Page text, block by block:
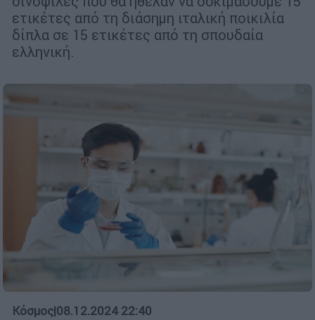
ετικέτες από τη διάσημη ιταλική ποικιλία
δίπλα σε 15 ετικέτες από τη σπουδαία
ελληνική.
Κόσμος|08.12.2024 22:40